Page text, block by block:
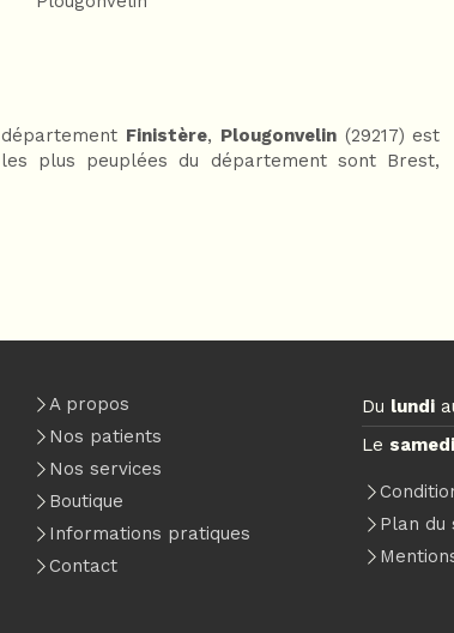
Finistère, Plougonvelin(29217) est
plus peuplées du département sont Brest,
A propos
Nos patients
Nos services
Boutique
Informations pratiques
Contact
Du lundi
Le samedi
Plan du